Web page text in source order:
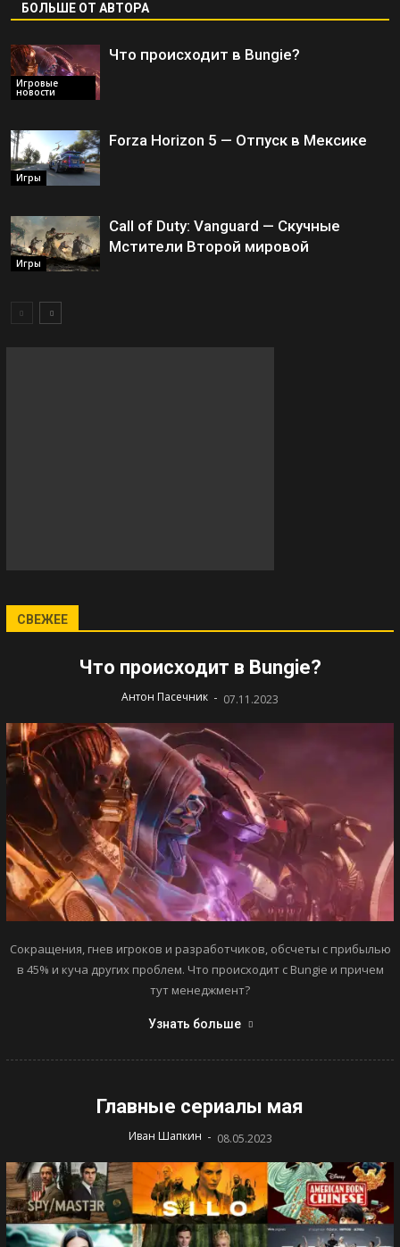
БОЛЬШЕ ОТ АВТОРА
Игровые
новости
Что происходит в Bungie?
Игры
Forza Horizon 5 — Отпуск в Мексике
Игры
Call of Duty: Vanguard — Скучные
Мстители Второй мировой
СВЕЖЕЕ
Что происходит в Bungie?
Антон Пасечник - 07.11.2023
Сокращения, гнев игроков и разработчиков, обсчеты с прибылью
в 45% и куча других проблем. Что происходит с Bungie и причем
тут менеджмент?
Узнать больше
Главные сериалы мая
Иван Шапкин - 08.05.2023